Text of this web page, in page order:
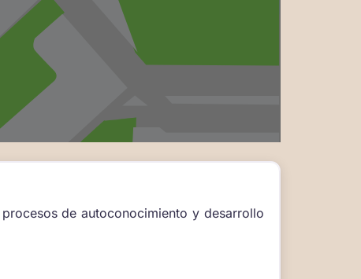
de autoconocimiento y desarrollo